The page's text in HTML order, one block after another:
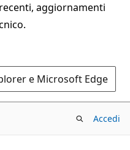
aggiornamenti
e Microsoft Edge
Accedi